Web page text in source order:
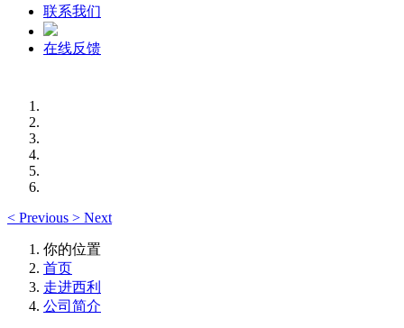
联系我们
在线反馈
< Previous > Next
你的位置
首页
走进西利
公司简介